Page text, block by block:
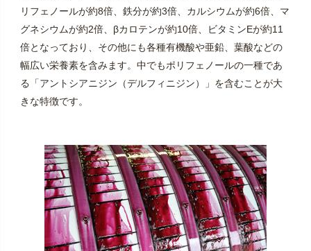
リフェノールが約8倍、鉄分が約3倍、カルシウムが約6倍、マ
グネシウムが約2倍、βカロテンが約10倍、ビタミンEが約11
倍となっており、その他にも各種有機酸や亜鉛、葉酸などの
幅広い栄養素を含みます。中でもポリフェノールの一種であ
る「アントシアニジン（デルフィニジン）」を含むことが大
きな特徴です。